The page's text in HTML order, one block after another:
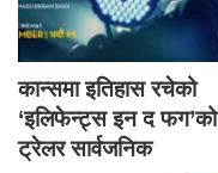
कान्समा इतिहास रचेको
‘इलिफेन्ट्स इन द फग’को
ट्रेलर सार्वजनिक